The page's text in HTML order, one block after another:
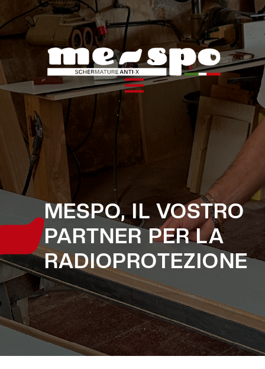
MESPO, IL VOSTRO
PARTNER PER LA
RADIOPROTEZIONE